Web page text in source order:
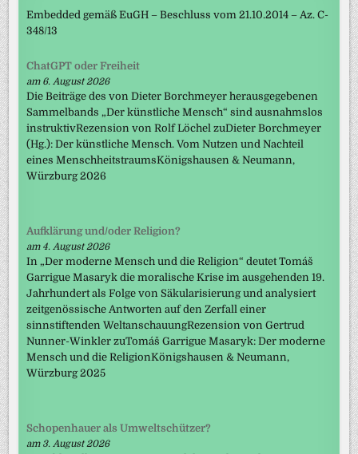
Embedded gemäß EuGH – Beschluss vom 21.10.2014 – Az. C-
348/13
ChatGPT oder Freiheit
am 6. August 2026
Die Beiträge des von Dieter Borchmeyer herausgegebenen
Sammelbands „Der künstliche Mensch“ sind ausnahmslos
instruktivRezension von Rolf Löchel zuDieter Borchmeyer
(Hg.): Der künstliche Mensch. Vom Nutzen und Nachteil
eines MenschheitstraumsKönigshausen & Neumann,
Würzburg 2026
Aufklärung und/oder Religion?
am 4. August 2026
In „Der moderne Mensch und die Religion“ deutet Tomáš
Garrigue Masaryk die moralische Krise im ausgehenden 19.
Jahrhundert als Folge von Säkularisierung und analysiert
zeitgenössische Antworten auf den Zerfall einer
sinnstiftenden WeltanschauungRezension von Gertrud
Nunner-Winkler zuTomáš Garrigue Masaryk: Der moderne
Mensch und die ReligionKönigshausen & Neumann,
Würzburg 2025
Schopenhauer als Umweltschützer?
am 3. August 2026